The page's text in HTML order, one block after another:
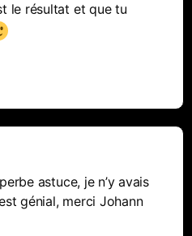
le résultat et que tu
astuce, je n’y avais
génial, merci Johann